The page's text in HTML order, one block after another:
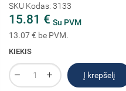
SKU Kodas: 3133
15.81 € Su PVM
13.07 € be PVM.
KIEKIS
Į krepšelį